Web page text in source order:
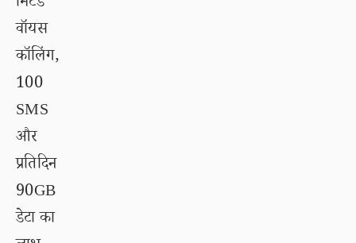
वॉयस
कॉलिंग,
100
SMS
और
प्रतिदिन
90GB
डेटा का